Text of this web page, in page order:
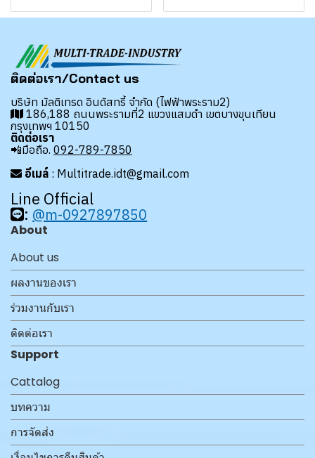
ติดต่อเรา/Contact us
บริษัท มัลติเทรด อินดัสทรี้ จำกัด (ไฟฟ้าพระราม2)
186,188 ถนนพระรามที่2 แขวงแสมดำ เขตบางขุนเทียน
กรุงเทพฯ 10150
ติดต่อเรา
📲มือถือ. 092-789-7850
อีเมล์ : Multitrade.idt@gmail.com
Line Official
: @m-0927897850
About
About us
ผลงานของเรา
ร่วมงานกับเรา
ติดต่อเรา
Support
Cattalog
บทความ
การจัดส่ง